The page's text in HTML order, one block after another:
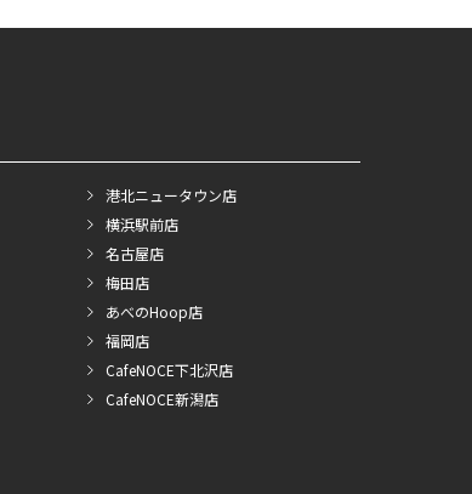
港北ニュータウン店
横浜駅前店
名古屋店
梅田店
あべのHoop店
福岡店
CafeNOCE下北沢店
CafeNOCE新潟店